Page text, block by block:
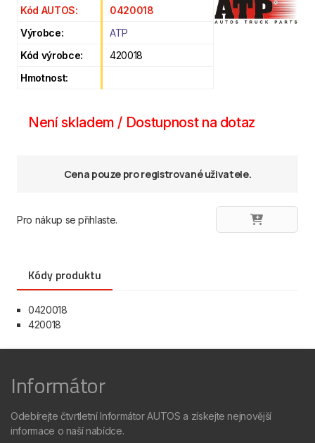
Kód AUTOS:
0420018
Výrobce:
ATP
Kód výrobce:
420018
Hmotnost:
Není skladem / Dostupnost na dotaz
Cena pouze pro registrované uživatele.
Pro nákup se přihlaste.
Kódy produktu
0420018
420018
Informátor
Odebírejte čtvrtletní Informátor AUTOS a získejte nejnovější
informace o naší nabídce.